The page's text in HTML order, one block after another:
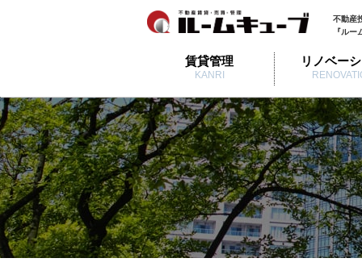
不動産
『ル
賃貸管理
KANRI
リノベー